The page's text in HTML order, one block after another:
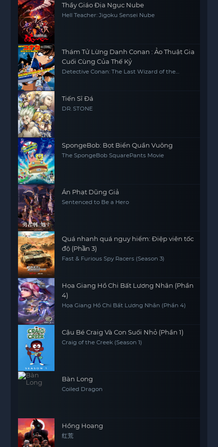
Thầy Giáo Địa Ngục Nube
Hell Teacher: Jigoku Sensei Nube
Thám Tử Lừng Danh Conan : Ảo Thuật Gia
Cuối Cùng Của Thế Kỷ
Detective Conan: The Last Wizard of the
Tiến Sĩ Đá
DR. STONE
SpongeBob: Bọt Biển Quần Vuông
The SpongeBob SquarePants Movie
Án Phạt Dũng Giả
Sentenced to Be a Hero
Quá nhanh quá nguy hiểm: Điệp viên tốc
độ (Phần 3)
Fast & Furious Spy Racers (Season 3)
Họa Giang Hồ Chi Bất Lương Nhân (Phần
4)
Họa Giang Hồ Chi Bất Lương Nhân (Phần 4)
Cậu Bé Craig Và Con Suối Nhỏ (Phần 1)
Craig of the Creek (Season 1)
Bàn Long
Coiled Dragon
Hồng Hoang
红荒